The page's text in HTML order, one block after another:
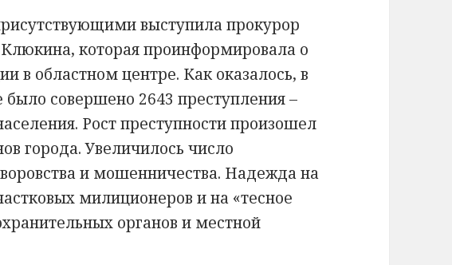
выступила прокурор
которая проинформировала о
в областном центре. Как оказалось, в
совершено 2643 преступления –
Рост преступности произошел
города. Увеличилось число
и мошенничества. Надежда на
милиционеров и на «тесное
органов и местной